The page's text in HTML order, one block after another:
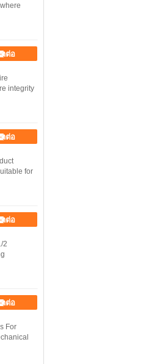
ต่อ
integrity
ต่อ
for
ต่อ
2
ต่อ
For